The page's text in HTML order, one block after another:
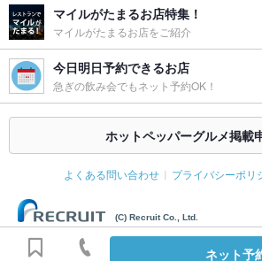
マイルがたまるお店特集！
マイルがたまるお店をご紹介
今日明日予約できるお店
急ぎの飲み会でもネット予約OK！
ホットペッパーグルメ掲載
よくある問い合わせ プライバシーポリ
(C) Recruit Co., Ltd.
ネット予